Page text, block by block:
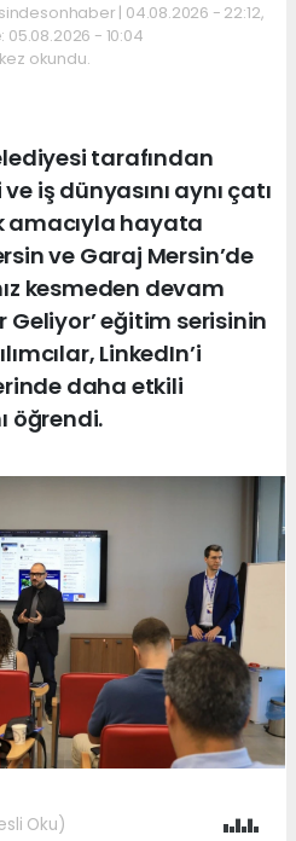
| 04.08.2026 - 22:12,
- 10:04
okundu.
tarafından
iş dünyasını aynı çatı
amacıyla hayata
ve Garaj Mersin’de
kesmeden devam
Geliyor’ eğitim serisinin
LinkedIn’i
daha etkili
öğrendi.
Oku)